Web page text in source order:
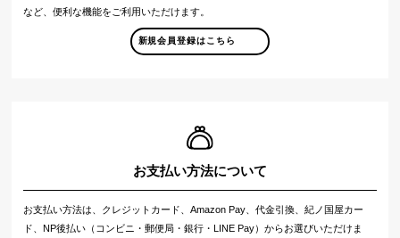
など、便利な機能をご利用いただけます。
新規会員登録はこちら
お支払い方法について
お支払い方法は、クレジットカード、Amazon Pay、代金引換、紀ノ国屋カー
ド、NP後払い（コンビニ・郵便局・銀行・LINE Pay）からお選びいただけま